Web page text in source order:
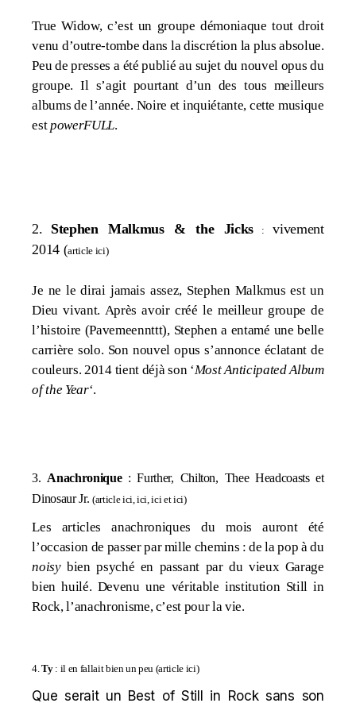
True Widow, c’est un groupe démoniaque tout droit
venu d’outre-tombe dans la discrétion la plus absolue.
Peu de presses a été publié au sujet du nouvel opus du
groupe. Il s’agit pourtant d’un des tous meilleurs
albums de l’année. Noire et inquiétante, cette musique
estpowerFULL.
2. Stephen Malkmus & the Jicks:vivement
2014 (article ici)
Je ne le dirai jamais assez, Stephen Malkmus est un
Dieu vivant. Après avoir créé le meilleur groupe de
l’histoire (Pavemeennttt), Stephen a entamé une belle
carrière solo. Son nouvel opus s’annonce éclatant de
couleurs. 2014 tient déjà son ‘Most Anticipated Album
of the Year‘.
3. Anachronique : Further, Chilton, Thee Headcoasts et
Dinosaur Jr. (article ici,ici,icietici)
Les articles anachroniques du mois auront été
l’occasion de passer par mille chemins : de la pop à du
noisybien psyché en passant par du vieux Garage
bien huilé. Devenu une véritable institution Still in
Rock, l’anachronisme, c’est pour la vie.
4.Ty : il en fallait bien un peu (article ici)
Que serait un Best of Still in Rock sans son